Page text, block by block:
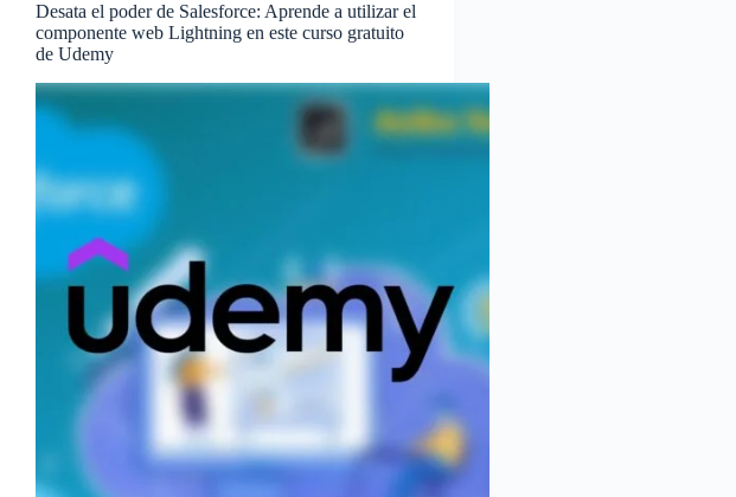
Desata el poder de Salesforce: Aprende a utilizar el
componente web Lightning en este curso gratuito
de Udemy